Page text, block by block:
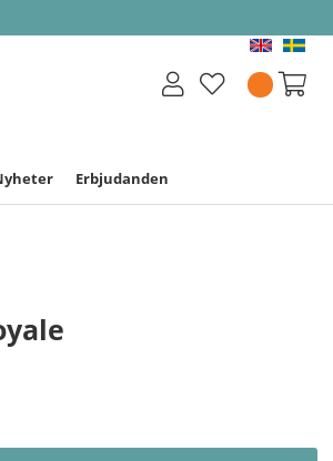
Erbjudanden